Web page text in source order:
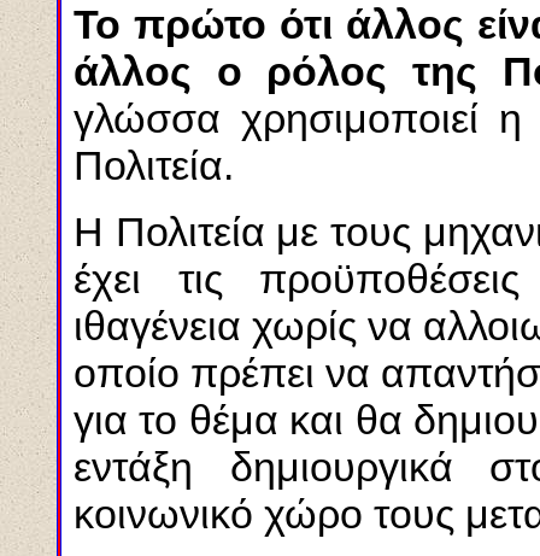
Το πρώτο ότι άλλος
άλλος ο ρόλος της
γλώσσα χρησιμοποιεί
Πολιτεία.
Η Πολιτεία με τους
έχει τις
ιθαγένεια χωρίς να
οποίο πρέπει να
για το θέμα και θα
εντάξη δημιουργικά
κοινωνικό χώρο τους